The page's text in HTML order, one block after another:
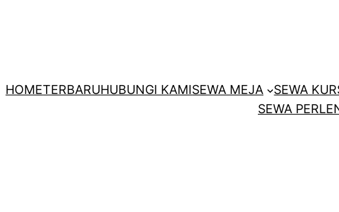
HOMETERBARUHUBUNGI KAMISEWA MEJA SEWA
SEWA